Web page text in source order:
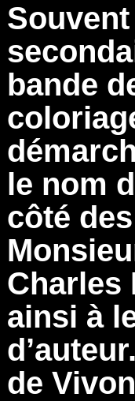
bande
le nom
côté
Charles
ainsi à
de